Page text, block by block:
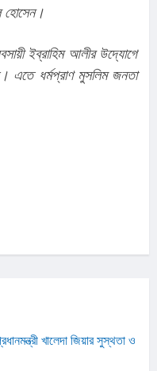
হোসেন।
ইব্রাহিম আলীর উদ্যোগে
এতে ধর্মপ্রাণ মুসলিম জনতা